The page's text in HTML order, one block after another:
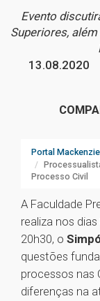
Evento
Superiores,
13.08.2020
Portal Mackenzie
Processo Civil
A Faculdade
realiza nos
20h30, o
questões
processos nas
diferenças na